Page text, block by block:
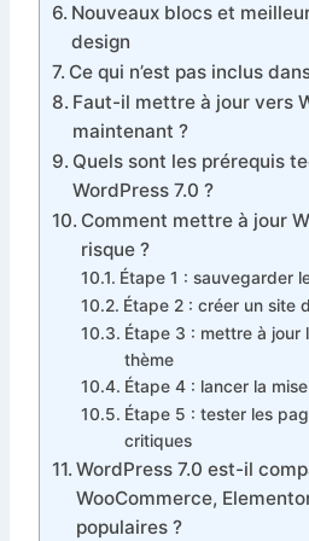
Nouveaux blocs et
design
Ce qui n’est pas inclus
Faut-il mettre à jour vers
maintenant ?
Quels sont les prérequis
WordPress 7.0 ?
Comment mettre à jour
risque ?
Étape 1 : sauvegarder
Étape 2 : créer un site
Étape 3 : mettre à jour
thème
Étape 4 : lancer la
Étape 5 : tester les
critiques
WordPress 7.0 est-il
WooCommerce,
populaires ?